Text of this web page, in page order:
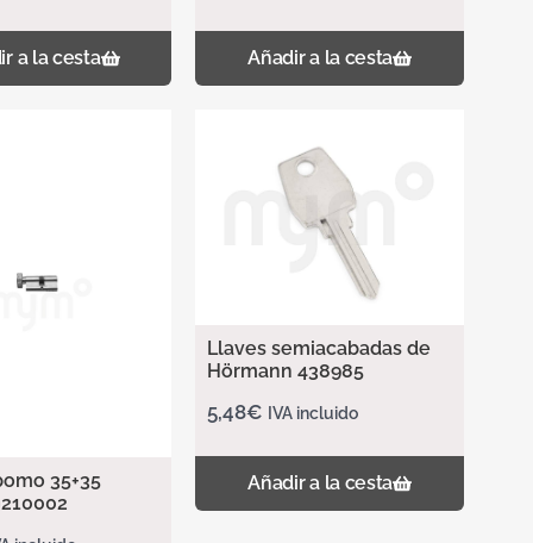
a la cesta Añadir a la cesta
35+35
Llaves semiacabadas de
Hörmann 438985
5,48€ IVA incluido
Añadir a la cesta